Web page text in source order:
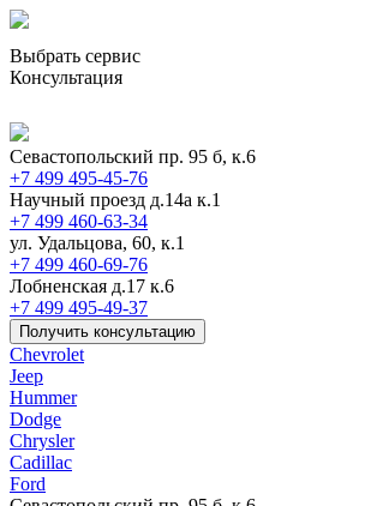
Выбрать сервис
Консультация
Севастопольский пр. 95 б, к.6
+7 499 495-45-76
Научный проезд д.14а к.1
+7 499 460-63-34
ул. Удальцова, 60, к.1
+7 499 460-69-76
Лобненская д.17 к.6
+7 499 495-49-37
Получить консультацию
Chevrolet
Jeep
Hummer
Dodge
Chrysler
Cadillac
Ford